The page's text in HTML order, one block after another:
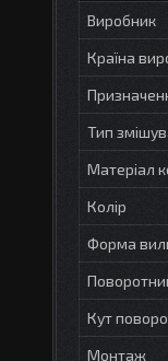
Виробник
Країна
Тип
Матеріал
Колір
Форма
Кут
Монтаж